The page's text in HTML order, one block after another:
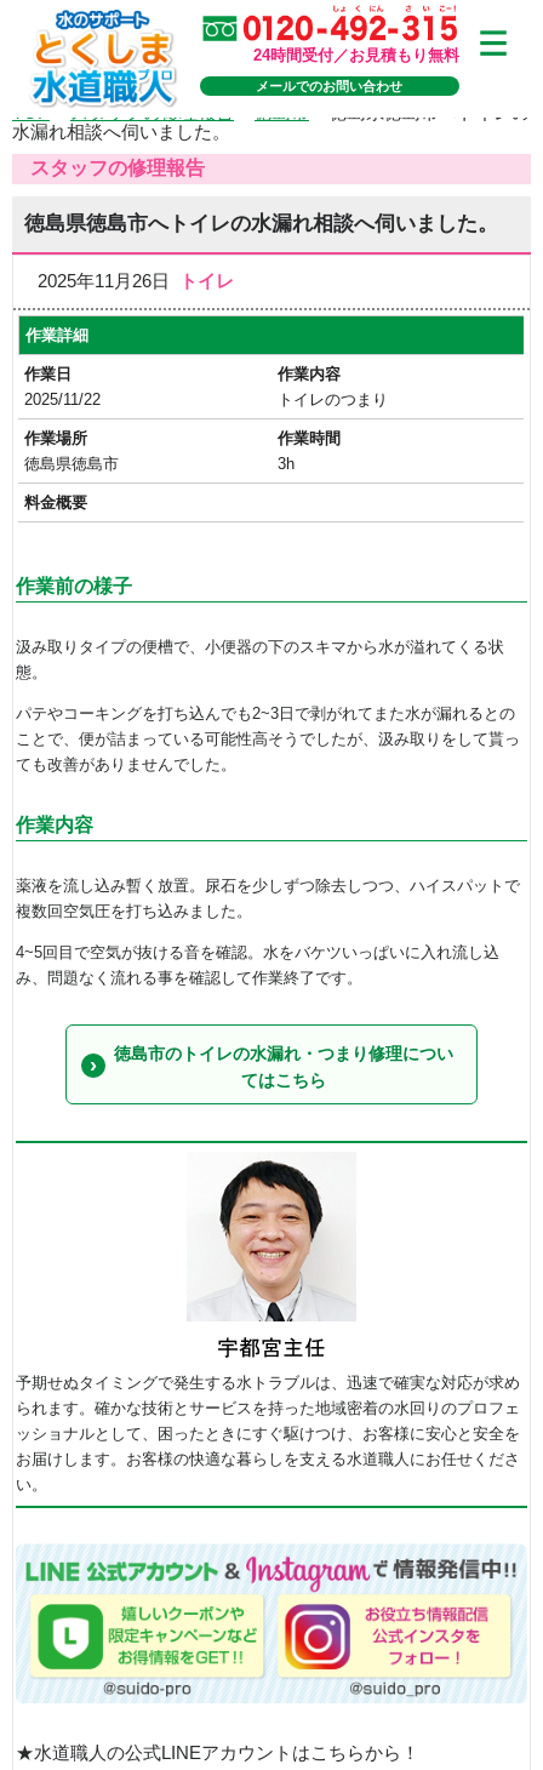
24時間受付／お見積もり無料
メールでのお問い合わせ
TOP>スタッフの修理報告
水漏れ相談へ伺いました。
スタッフの修理報告
徳島県徳島市へトイレの水漏れ相談へ伺いました。
2025年11月26日 トイレ
作業詳細
作業日
2025/11/22
作業内容
トイレのつまり
作業場所
徳島県徳島市
作業時間
3h
料金概要
作業前の様子
汲み取りタイプの便槽で、小便器の下のスキマから水が溢れてくる状
態。
パテやコーキングを打ち込んでも2~3日で剥がれてまた水が漏れるとの
ことで、便が詰まっている可能性高そうでしたが、汲み取りをして貰っ
ても改善がありませんでした。
作業内容
薬液を流し込み暫く放置。尿石を少しずつ除去しつつ、ハイスパットで
複数回空気圧を打ち込みました。
4~5回目で空気が抜ける音を確認。水をバケツいっぱいに入れ流し込
み、問題なく流れる事を確認して作業終了です。
徳島市のトイレの水漏れ・つまり修理につい
てはこちら
予期せぬタイミングで発生する水トラブルは、迅速で確実な対応が求め
られます。確かな技術とサービスを持った地域密着の水回りのプロフェ
ッショナルとして、困ったときにすぐ駆けつけ、お客様に安心と安全を
お届けします。お客様の快適な暮らしを支える水道職人にお任せくださ
い。
★水道職人の公式LINEアカウントはこちらから！